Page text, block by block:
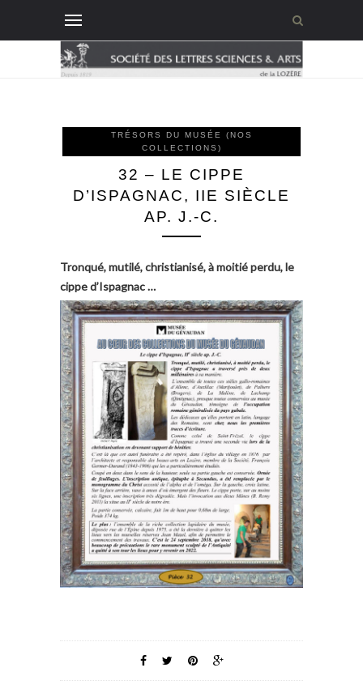
TRÉSORS DU MUSÉE (NOS
COLLECTIONS)
32 – LE CIPPE
D’ISPAGNAC, IIE SIÈCLE
AP. J.-C.
Tronqué, mutilé, christianisé, à moitié perdu, le
cippe d’Ispagnac …